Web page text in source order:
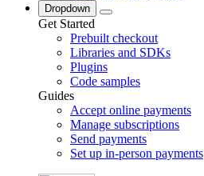
Dropdown
Get Started
Prebuilt checkout
Libraries and SDKs
Plugins
Code samples
Guides
Accept online payments
Manage subscriptions
Send payments
Set up in-person payments